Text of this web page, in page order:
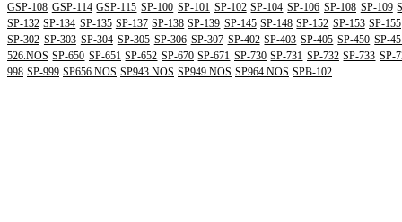
GSP-108 GSP-114 GSP-115 SP-100 SP-101 SP-102 SP-104 SP-106 SP-108 SP-109
SP-132 SP-134 SP-135 SP-137 SP-138 SP-139 SP-145 SP-148 SP-152 SP-153 SP-155
SP-302 SP-303 SP-304 SP-305 SP-306 SP-307 SP-402 SP-403 SP-405 SP-450 SP-
526.NOS SP-650 SP-651 SP-652 SP-670 SP-671 SP-730 SP-731 SP-732 SP-733 SP-
998 SP-999 SP656.NOS SP943.NOS SP949.NOS SP964.NOS SPB-102